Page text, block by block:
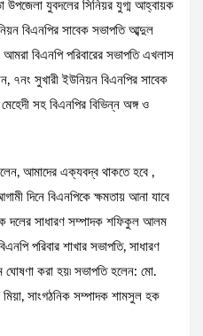
যুবদলের সিনিয়র যুগ্ম আহ্বায়ক
বিএনপির সাবেক সভাপতি আব্দুল
বিএনপি পরিবারের সভাপতি এখলাস
৭নং সুখারী ইউনিয়ন বিএনপির সাবেক
সহ বিএনপির বিভিন্ন অঙ্গ ও
আমাদের এক্যবদ্ব থাকতে হবে ,
দিনে বিএনপিকে ক্ষমতায় আনা যাবে
দলের সাধারণ সম্পাদক শফিকুল আলম
পরিবার শাখার সভাপতি, সাধারণ
ঘোষণা করা হয়৷ সভাপতি হলেন: মো.
সাংগঠনিক সম্পাদক শামসুল হক